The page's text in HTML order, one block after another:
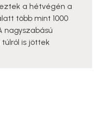
a hétvégén a
több mint 1000
nagyszabású
is jöttek